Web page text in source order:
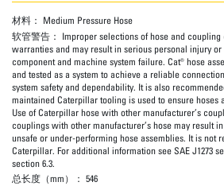
材料： Medium Pressure Hose
软管警告： Improper selections of hose and
warranties and may result in serious personal injury
component and machine system failure. Cat® hose
and tested as a system to achieve a reliable
system safety and dependability. It is also
maintained Caterpillar tooling is used to ensure hoses
Use of Caterpillar hose with other manufacturer’s
couplings with other manufacturer’s hose may result
unsafe or under-performing hose assemblies. It is not
Caterpillar. For additional information see SAE J1273
section 6.3.
总长度（mm）： 546